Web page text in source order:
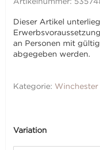
Dieser Artikel
an Personen mit
abgegeben werden.
Kategorie: Winchester
Variation